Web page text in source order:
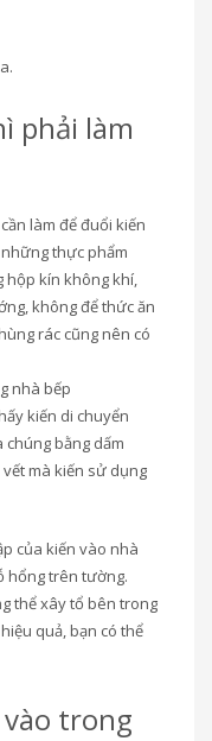
phải làm
làm để đuổi kiến
thực phẩm
hộp kín không khí,
không để thức ăn
rác cũng nên có
nhà bếp
kiến di chuyển
bằng dấm
mà kiến sử dụng
của kiến vào nhà
hổng trên tường.
thể xây tổ bên trong
quả, bạn có thể
trong